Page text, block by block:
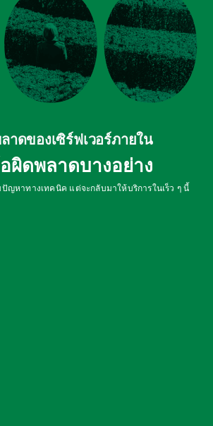
าดของเซิร์ฟเวอร์ภายใน
ผิดพลาดบางอย่าง
ญหาทางเทคนิค แต่จะกลับมาให้บริการในเร็ว ๆ นี้